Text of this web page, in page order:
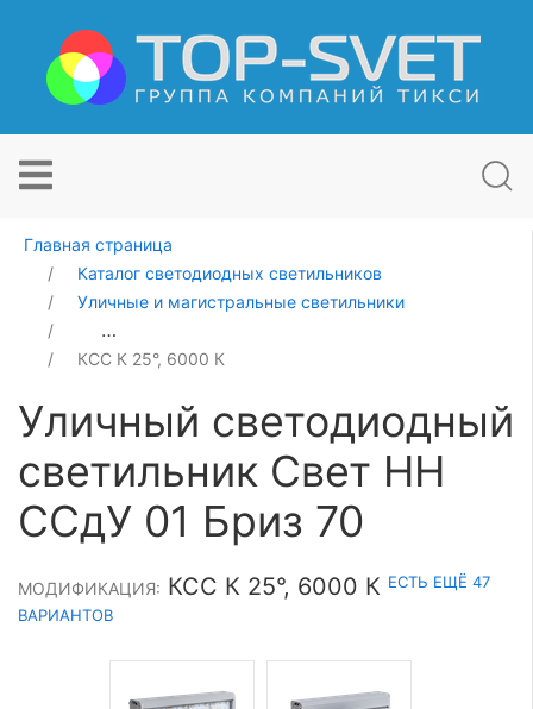
Главная страница
Каталог светодиодных светильников
Уличные и магистральные светильники
Уличный светодиодный светильник Свет НН ССдУ 01
КСС К 25°, 6000 К
Уличный светодиодный
светильник Свет НН
ССдУ 01 Бриз 70
МОДИФИКАЦИЯ: КСС К 25°, 6000 К ЕСТЬ ЕЩЁ 47
ВАРИАНТОВ